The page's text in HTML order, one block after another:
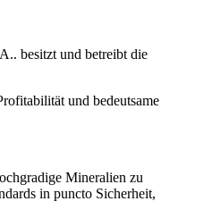
besitzt und betreibt die
und bedeutsame
Mineralien zu
in puncto Sicherheit,